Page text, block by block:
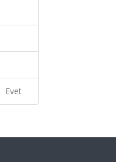
Evet